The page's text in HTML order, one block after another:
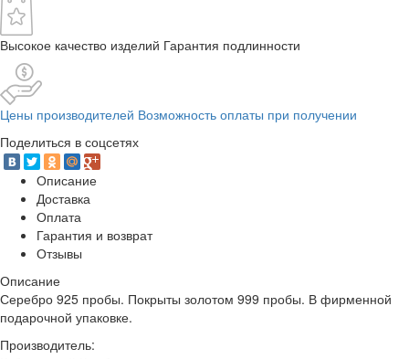
Высокое качество изделий Гарантия подлинности
Цены производителей Возможность оплаты при получении
Поделиться в соцсетях
Описание
Доставка
Оплата
Гарантия и возврат
Отзывы
Описание
Серебро 925 пробы. Покрыты золотом 999 пробы. В фирменной
подарочной упаковке.
Производитель: